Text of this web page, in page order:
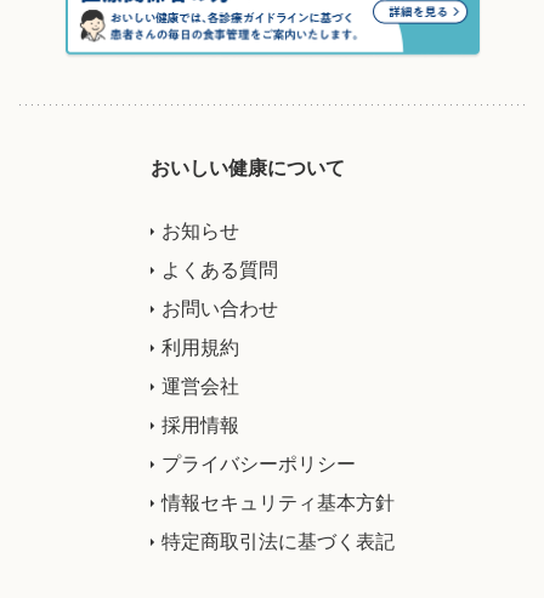
おいしい健康について
お知らせ
よくある質問
お問い合わせ
利用規約
運営会社
採用情報
プライバシーポリシー
情報セキュリティ基本方針
特定商取引法に基づく表記